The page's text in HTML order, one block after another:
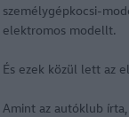
személygépkocsi-
elektromos modellt.
És ezek közül lett az
Amint az autóklub